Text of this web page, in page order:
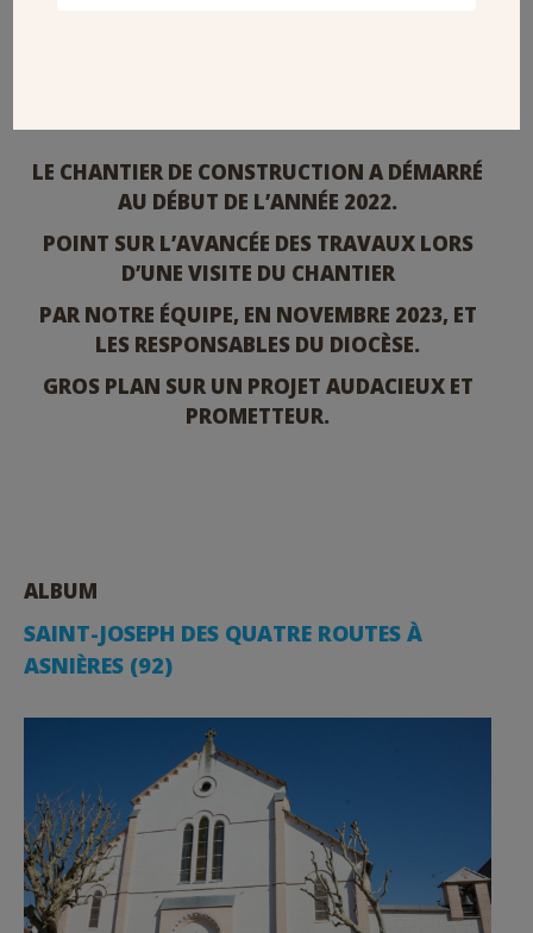
LE CHANTIER DE CONSTRUCTION A DÉMARRÉ
AU DÉBUT DE L’ANNÉE 2022.
POINT SUR L’AVANCÉE DES TRAVAUX LORS
D’UNE VISITE DU CHANTIER
PAR NOTRE ÉQUIPE, EN NOVEMBRE 2023, ET
LES RESPONSABLES DU DIOCÈSE.
GROS PLAN SUR UN PROJET AUDACIEUX ET
PROMETTEUR.
ALBUM
SAINT-JOSEPH DES QUATRE ROUTES À
ASNIÈRES (92)